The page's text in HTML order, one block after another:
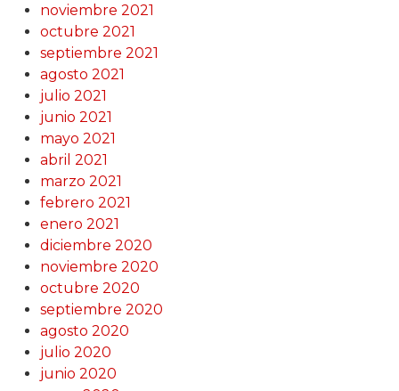
noviembre 2021
octubre 2021
septiembre 2021
agosto 2021
julio 2021
junio 2021
mayo 2021
abril 2021
marzo 2021
febrero 2021
enero 2021
diciembre 2020
noviembre 2020
octubre 2020
septiembre 2020
agosto 2020
julio 2020
junio 2020